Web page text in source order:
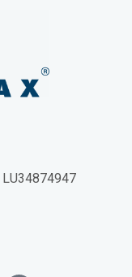
LU34874947